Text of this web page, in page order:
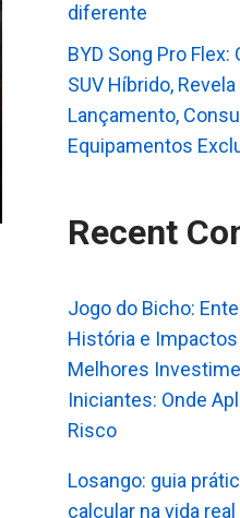
diferente
BYD Song Pro
SUV Híbrido,
Lançamento,
Equipamentos
Recent
Jogo do Bicho:
História e
Melhores
Iniciantes: Onde
Risco
Losango: guia
calcular na vida real